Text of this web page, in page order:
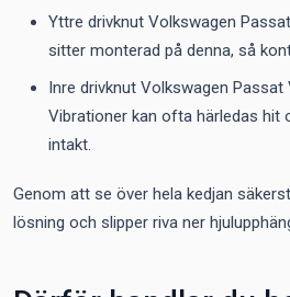
Yttre drivknut Volkswagen
sitter monterad på denna, så
Inre drivknut Volkswagen Passat
Vibrationer kan ofta härledas hit
intakt.
Genom att se över hela kedjan
lösning och slipper riva ner